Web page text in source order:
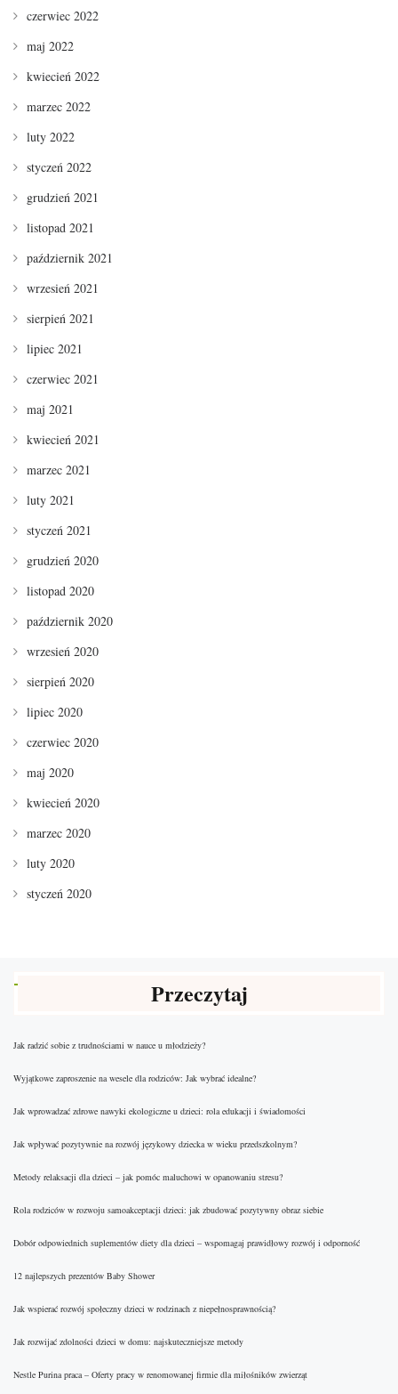
czerwiec 2022
maj 2022
kwiecień 2022
marzec 2022
luty 2022
styczeń 2022
grudzień 2021
listopad 2021
październik 2021
wrzesień 2021
sierpień 2021
lipiec 2021
czerwiec 2021
maj 2021
kwiecień 2021
marzec 2021
luty 2021
styczeń 2021
grudzień 2020
listopad 2020
październik 2020
wrzesień 2020
sierpień 2020
lipiec 2020
czerwiec 2020
maj 2020
kwiecień 2020
marzec 2020
luty 2020
styczeń 2020
Przeczytaj
Jak radzić sobie z trudnościami w nauce u młodzieży?
Wyjątkowe zaproszenie na wesele dla rodziców: Jak wybrać idealne?
Jak wprowadzać zdrowe nawyki ekologiczne u dzieci: rola edukacji i świadomości
Jak wpływać pozytywnie na rozwój językowy dziecka w wieku przedszkolnym?
Metody relaksacji dla dzieci – jak pomóc maluchowi w opanowaniu stresu?
Rola rodziców w rozwoju samoakceptacji dzieci: jak zbudować pozytywny obraz siebie
Dobór odpowiednich suplementów diety dla dzieci – wspomagaj prawidłowy rozwój i odporność
12 najlepszych prezentów Baby Shower
Jak wspierać rozwój społeczny dzieci w rodzinach z niepełnosprawnością?
Jak rozwijać zdolności dzieci w domu: najskuteczniejsze metody
Nestle Purina praca – Oferty pracy w renomowanej firmie dla miłośników zwierząt